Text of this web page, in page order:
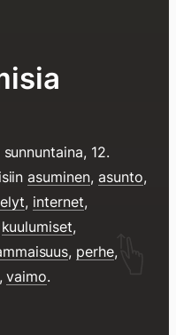
sunnuntaina, 12.
asuminen, asunto,
, internet,
kuulumiset,
, perhe,
,vaimo.